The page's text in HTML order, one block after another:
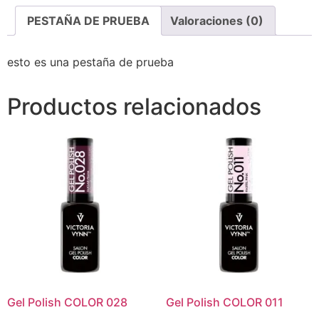
PESTAÑA DE PRUEBA Valoraciones (0)
esto es una pestaña de prueba
Productos relacionados
Gel Polish COLOR 028 Gel Polish COLOR 011